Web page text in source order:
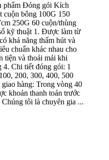
phẩm Đóng gói Kích
cuộn bông 100G 150
250G 60 cuộn/thùng
kỹ thuật 1. Được làm từ
khả năng thấm hút và
chuẩn khác nhau cho
tiện và thoải mái khi
4. Chi tiết đóng gói: 1
200, 300, 400, 500
hàng: Trong vòng 40
khoản thanh toán trước
tôi là chuyên gia ...